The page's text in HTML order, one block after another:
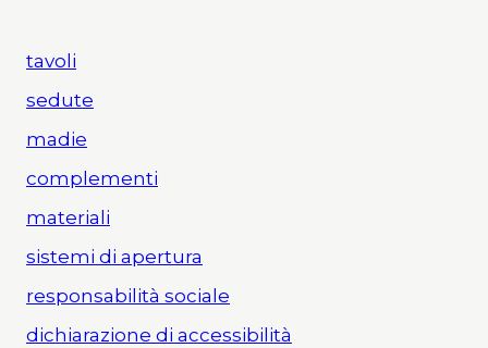
tavoli
sedute
madie
complementi
materiali
sistemi di apertura
responsabilità sociale
dichiarazione di accessibilità